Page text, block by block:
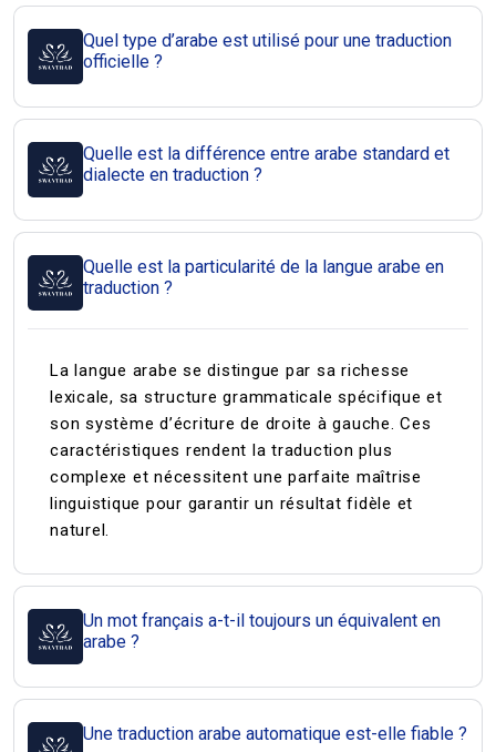
Quel type d’arabe est utilisé pour une traduction
officielle ?
Quelle est la différence entre arabe standard et
dialecte en traduction ?
Quelle est la particularité de la langue arabe en
traduction ?
La langue arabe se distingue par sa richesse
lexicale, sa structure grammaticale spécifique et
son système d’écriture de droite à gauche. Ces
caractéristiques rendent la traduction plus
complexe et nécessitent une parfaite maîtrise
linguistique pour garantir un résultat fidèle et
naturel.
Un mot français a-t-il toujours un équivalent en
arabe ?
Une traduction arabe automatique est-elle fiable ?